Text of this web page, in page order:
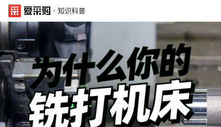
· 知识科普